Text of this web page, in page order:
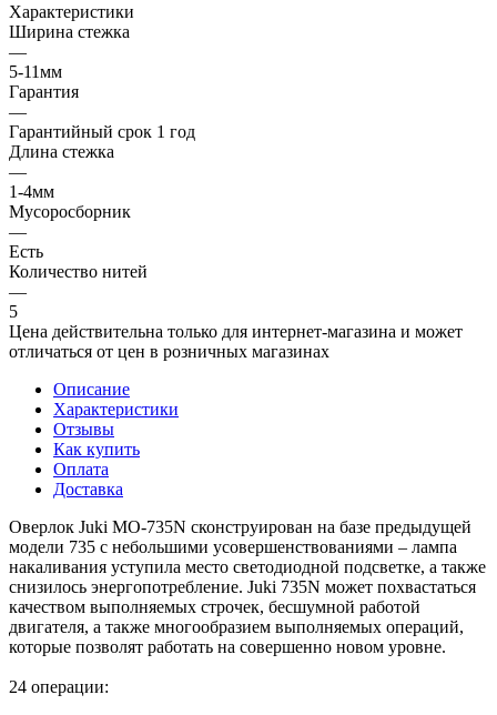
Характеристики
Ширина стежка
—
5-11мм
Гарантия
—
Гарантийный срок 1 год
Длина стежка
—
1-4мм
Мусоросборник
—
Есть
Количество нитей
—
5
Цена действительна только для интернет-магазина и может
отличаться от цен в розничных магазинах
Описание
Характеристики
Отзывы
Как купить
Оплата
Доставка
Оверлок Juki MO-735N сконструирован на базе предыдущей
модели 735 с небольшими усовершенствованиями – лампа
накаливания уступила место светодиодной подсветке, а также
снизилось энергопотребление. Juki 735N может похвастаться
качеством выполняемых строчек, бесшумной работой
двигателя, а также многообразием выполняемых операций,
которые позволят работать на совершенно новом уровне.
24 операции: